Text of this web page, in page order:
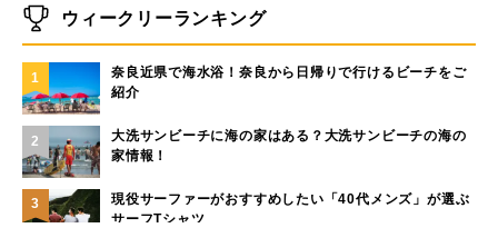
ウィークリーランキング
1
奈良近県で海水浴！奈良から日帰りで行けるビーチをご
紹介
2
大洗サンビーチに海の家はある？大洗サンビーチの海の
家情報！
3
現役サーファーがおすすめしたい「40代メンズ」が選ぶ
サーフTシャツ